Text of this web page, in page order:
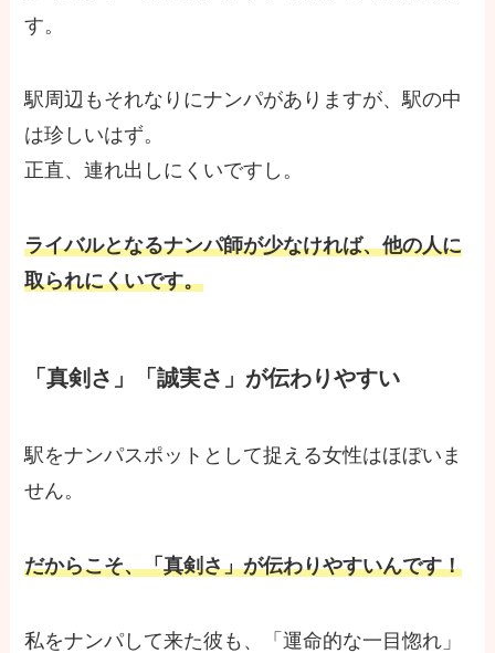
す。
駅周辺もそれなりにナンパがありますが、駅の中
は珍しいはず。
正直、連れ出しにくいですし。
ライバルとなるナンパ師が少なければ、他の人に
取られにくいです。
「真剣さ」「誠実さ」が伝わりやすい
駅をナンパスポットとして捉える女性はほぼいま
せん。
だからこそ、「真剣さ」が伝わりやすいんです！
私をナンパして来た彼も、「運命的な一目惚れ」